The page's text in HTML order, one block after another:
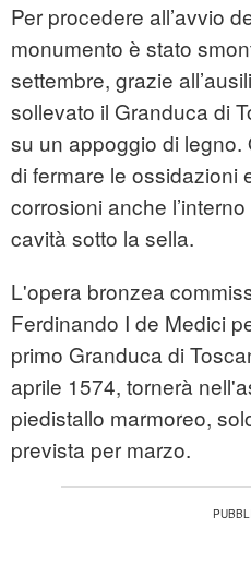
Per procedere all’avvio
monumento è stato
settembre, grazie
sollevato il Granduca di
su un appoggio di legno.
di fermare le ossidazioni
corrosioni anche
cavità sotto la sella.
L'opera bronzea
Ferdinando I de Medici
primo Granduca di
aprile 1574, tornerà
piedistallo marmoreo,
prevista per marzo.